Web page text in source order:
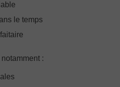
le temps
: